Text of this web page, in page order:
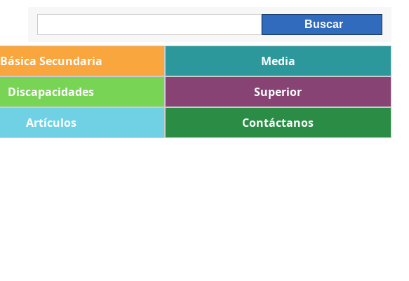
Básica Secundaria
Media
Discapacidades
Superior
Artículos Contáctanos